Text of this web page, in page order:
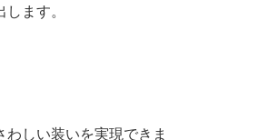
ます。
しい装いを実現できま